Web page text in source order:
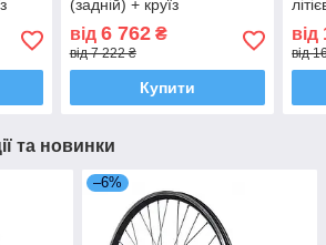
(задній) + круїз
від 6 762₴
від 7 222 ₴
Купити
від
від
та новинки
–6%